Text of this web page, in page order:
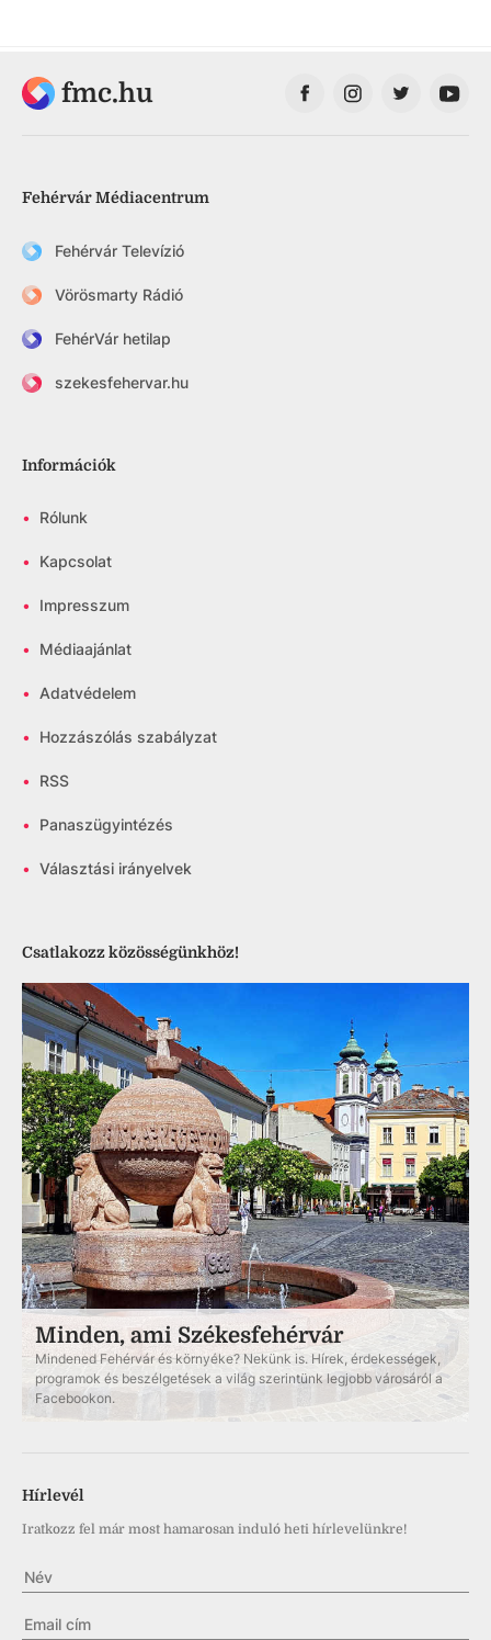
fmc.hu
Fehérvár Médiacentrum
Fehérvár Televízió
Vörösmarty Rádió
FehérVár hetilap
szekesfehervar.hu
Információk
• Rólunk
• Kapcsolat
• Impresszum
• Médiaajánlat
• Adatvédelem
• Hozzászólás szabályzat
• RSS
• Panaszügyintézés
• Választási irányelvek
Csatlakozz közösségünkhöz!
Minden, ami Székesfehérvár
Mindened Fehérvár és környéke? Nekünk is. Hírek, érdekességek,
programok és beszélgetések a világ szerintünk legjobb városáról a
Facebookon.
Hírlevél
Iratkozz fel már most hamarosan induló heti hírlevelünkre!